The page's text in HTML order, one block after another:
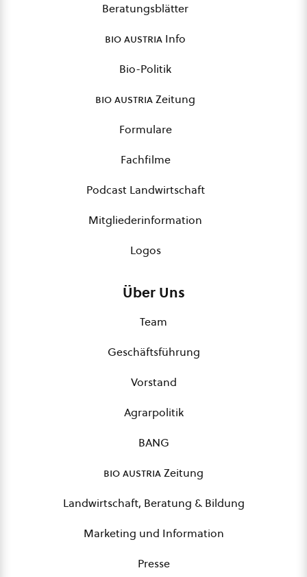
Beratungsblätter
bio austria Info
Bio-Politik
bio austriaZeitung
Formulare
Fachfilme
Podcast Landwirtschaft
Mitgliederinformation
Logos
Über Uns
Team
Geschäftsführung
Vorstand
Agrarpolitik
BANG
bio austriaZeitung
Landwirtschaft, Beratung & Bildung
Marketing und Information
Presse